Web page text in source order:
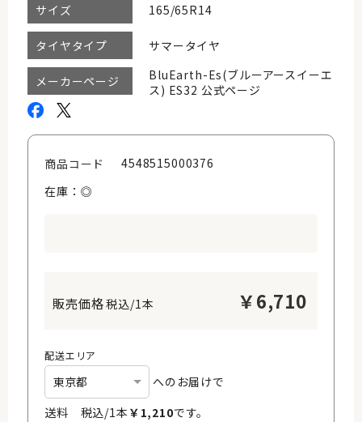
サイズ
165/65R14
タイヤタイプ サマータイヤ
メーカーページ
BluEarth-Es(ブルーアースイーエ
ス) ES32 公式ページ
商品コード
4548515000376
在庫：◎
税込/1本 ￥6,710
配送エリア
へのお届けで
送料 税込/1本 ￥ 1,210です。